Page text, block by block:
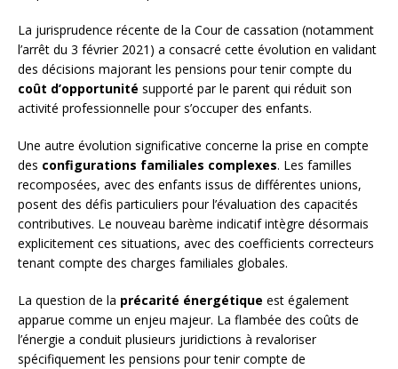
La jurisprudence récente de la Cour de cassation (notamment
l’arrêt du 3 février 2021) a consacré cette évolution en validant
des décisions majorant les pensions pour tenir compte du
coût d’opportunité supporté par le parent qui réduit son
activité professionnelle pour s’occuper des enfants.
Une autre évolution significative concerne la prise en compte
des configurations familiales complexes. Les familles
recomposées, avec des enfants issus de différentes unions,
posent des défis particuliers pour l’évaluation des capacités
contributives. Le nouveau barème indicatif intègre désormais
explicitement ces situations, avec des coefficients correcteurs
tenant compte des charges familiales globales.
La question de la précarité énergétique est également
apparue comme un enjeu majeur. La flambée des coûts de
l’énergie a conduit plusieurs juridictions à revaloriser
spécifiquement les pensions pour tenir compte de